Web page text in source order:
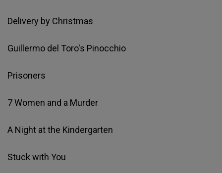
Delivery by Christmas
Guillermo del Toro's Pinocchio
Prisoners
7 Women and a Murder
A Night at the Kindergarten
Stuck with You